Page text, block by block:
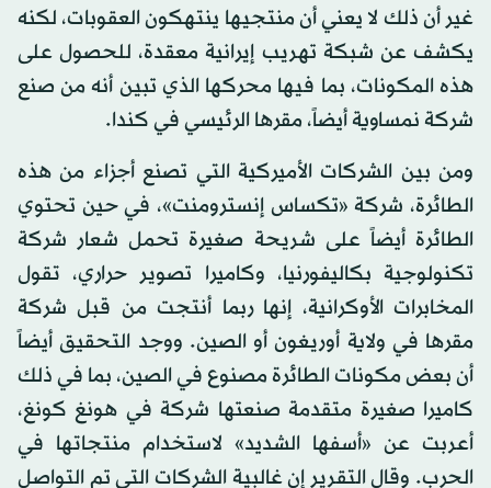
غير أن ذلك لا يعني أن منتجيها ينتهكون العقوبات، لكنه
يكشف عن شبكة تهريب إيرانية معقدة، للحصول على
هذه المكونات، بما فيها محركها الذي تبين أنه من صنع
شركة نمساوية أيضاً، مقرها الرئيسي في كندا.
ومن بين الشركات الأميركية التي تصنع أجزاء من هذه
الطائرة، شركة «تكساس إنسترومنت»، في حين تحتوي
الطائرة أيضاً على شريحة صغيرة تحمل شعار شركة
تكنولوجية بكاليفورنيا، وكاميرا تصوير حراري، تقول
المخابرات الأوكرانية، إنها ربما أنتجت من قبل شركة
مقرها في ولاية أوريغون أو الصين. ووجد التحقيق أيضاً
أن بعض مكونات الطائرة مصنوع في الصين، بما في ذلك
كاميرا صغيرة متقدمة صنعتها شركة في هونغ كونغ،
أعربت عن «أسفها الشديد» لاستخدام منتجاتها في
الحرب. وقال التقرير إن غالبية الشركات التي تم التواصل